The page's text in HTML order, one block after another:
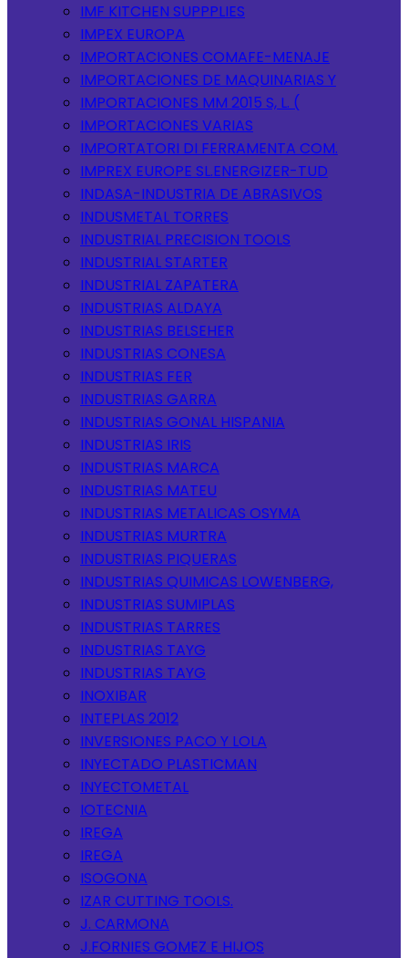
IMF KITCHEN SUPPPLIES
IMPEX EUROPA
IMPORTACIONES COMAFE-MENAJE
IMPORTACIONES DE MAQUINARIAS Y
IMPORTACIONES MM 2015 S, L. (
IMPORTACIONES VARIAS
IMPORTATORI DI FERRAMENTA COM.
IMPREX EUROPE SL.ENERGIZER-TUD
INDASA-INDUSTRIA DE ABRASIVOS
INDUSMETAL TORRES
INDUSTRIAL PRECISION TOOLS
INDUSTRIAL STARTER
INDUSTRIAL ZAPATERA
INDUSTRIAS ALDAYA
INDUSTRIAS BELSEHER
INDUSTRIAS CONESA
INDUSTRIAS FER
INDUSTRIAS GARRA
INDUSTRIAS GONAL HISPANIA
INDUSTRIAS IRIS
INDUSTRIAS MARCA
INDUSTRIAS MATEU
INDUSTRIAS METALICAS OSYMA
INDUSTRIAS MURTRA
INDUSTRIAS PIQUERAS
INDUSTRIAS QUIMICAS LOWENBERG,
INDUSTRIAS SUMIPLAS
INDUSTRIAS TARRES
INDUSTRIAS TAYG
INDUSTRIAS TAYG
INOXIBAR
INTEPLAS 2012
INVERSIONES PACO Y LOLA
INYECTADO PLASTICMAN
INYECTOMETAL
IOTECNIA
IREGA
IREGA
ISOGONA
IZAR CUTTING TOOLS.
J. CARMONA
J.FORNIES GOMEZ E HIJOS